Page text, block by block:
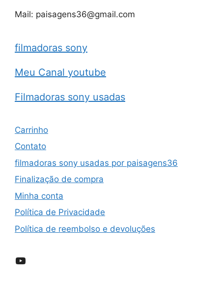
Mail: paisagens36@gmail.com
filmadoras sony
Meu Canal youtube
Filmadoras sony usadas
Carrinho
Contato
filmadoras sony usadas por paisagens36
Finalização de compra
Minha conta
Política de Privacidade
Política de reembolso e devoluções
YouTube